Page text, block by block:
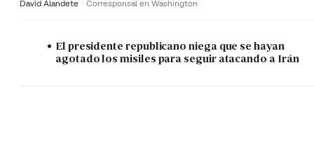
David Alandete Corresponsal en Washington
El presidente republicano niega que se hayan
agotado los misiles para seguir atacando a Irán